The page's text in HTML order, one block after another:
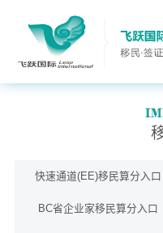
快速通道(EE)移民算分入口
BC省企业家移民算分入口